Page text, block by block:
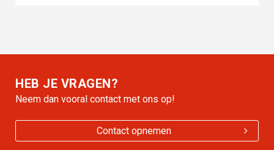
HEB JE VRAGEN?
Neem dan vooral contact met ons op!
Contact opnemen